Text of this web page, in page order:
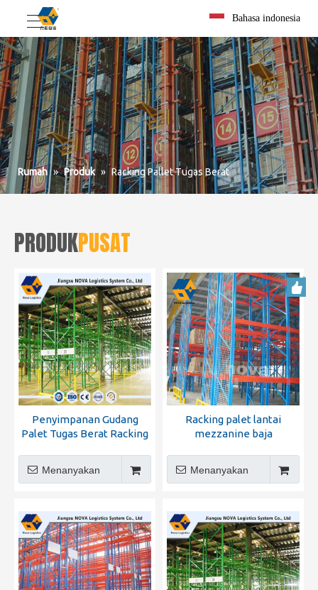
Bahasa indonesia
Rumah » Produk » Racking Pallet Tugas Berat
PRODUKPUSAT
Penyimpanan Gudang
Palet Tugas Berat Racking
Menanyakan
Racking palet lantai
mezzanine baja
Menanyakan